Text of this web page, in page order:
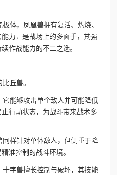
体，凤凰兽拥有复活、灼烧、
力，是战场上的多面手，其强
作战能力的不二之选。
丘兽。
能够攻击单个敌人并可能降低
行动状态，为战斗带来战术多
样针对单体敌人，但侧重于降
准控制的战斗环境。
字兽擅长控制与破坏，其技能